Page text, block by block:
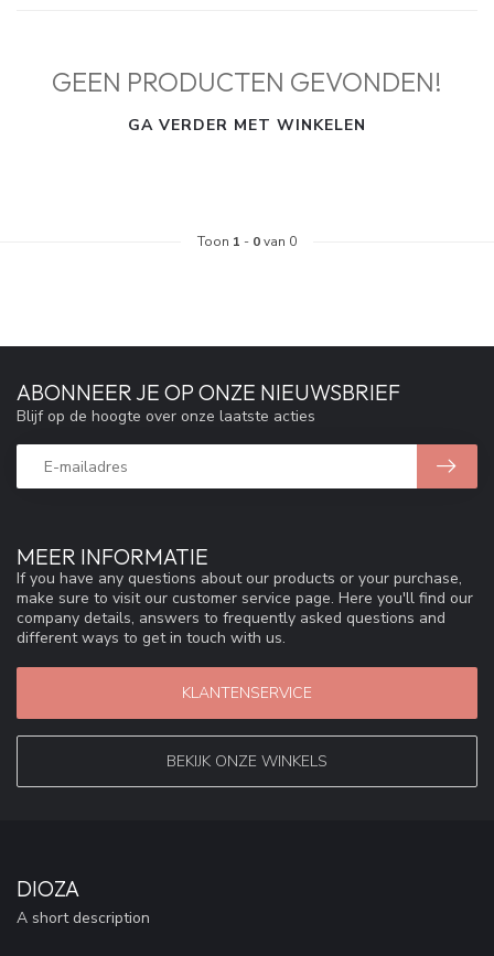
GEEN PRODUCTEN GEVONDEN!
GA VERDER MET WINKELEN
Toon 1 - 0van 0
MEER INFORMATIE
If you have any questions about our products or your purchase,
make sure to visit our customer service page. Here you'll find our
company details, answers to frequently asked questions and
different ways to get in touch with us.
KLANTENSERVICE
BEKIJK ONZE WINKELS
ABONNEER JE OP ONZE NIEUWSBRIEF
Blijf op de hoogte over onze laatste acties
DIOZA
A short description